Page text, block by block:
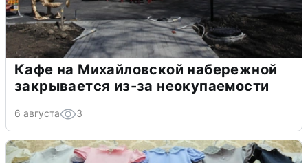
Кафе на Михайловской набережной
закрывается из-за неокупаемости
6 августа 3